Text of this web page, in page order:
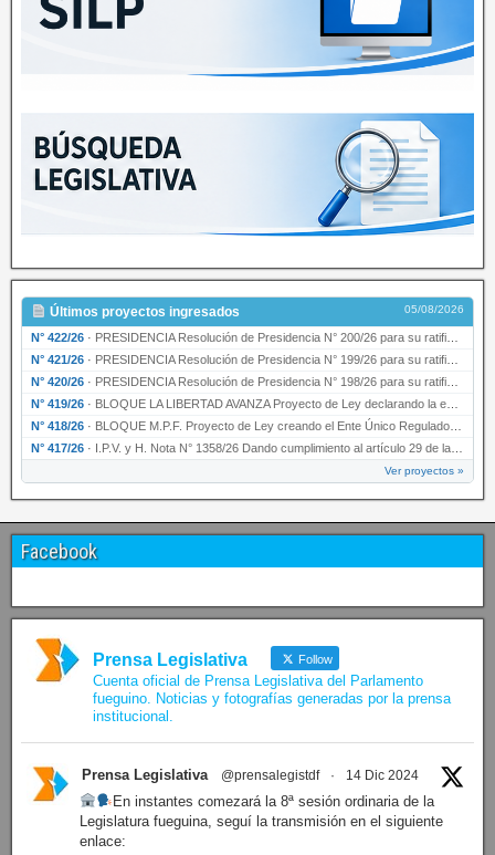
Últimos proyectos ingresados 05/08/2026
N° 422/26 · PRESIDENCIA Resolución de Presidencia N° 200/26 para su ratificación.
N° 421/26 · PRESIDENCIA Resolución de Presidencia N° 199/26 para su ratificación.
N° 420/26 · PRESIDENCIA Resolución de Presidencia N° 198/26 para su ratificación.
N° 419/26 · BLOQUE LA LIBERTAD AVANZA Proyecto de Ley declarando la esencialidad del servicio educativ…
N° 418/26 · BLOQUE M.P.F. Proyecto de Ley creando el Ente Único Regulador de servicios públicos de la …
N° 417/26 · I.P.V. y H. Nota N° 1358/26 Dando cumplimiento al artículo 29 de la Ley provincial N° 1399…
Ver proyectos »
Facebook
Prensa Legislativa Follow
Cuenta oficial de Prensa Legislativa del Parlamento
fueguino. Noticias y fotografías generadas por la prensa
institucional.
Prensa Legislativa @prensalegistdf · 14 Dic 2024
En instantes comezará la 8ª sesión ordinaria de la
Legislatura fueguina, seguí la transmisión en el siguiente
enlace: